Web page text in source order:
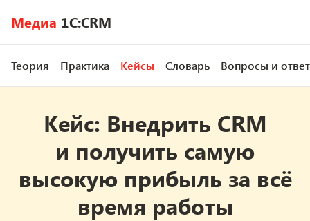
Медиа 1C:CRM
Теория Практика Кейсы Словарь Вопросы и
Кейс: Внедрить CRM
и получить самую
высокую прибыль за всё
время работы